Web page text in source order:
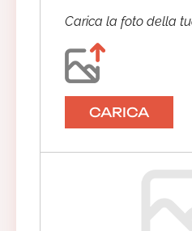
Carica la foto della
CARICA